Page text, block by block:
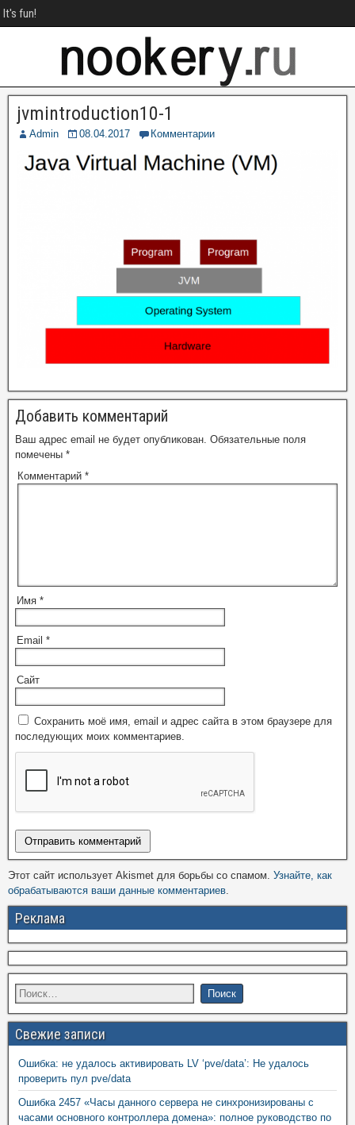
It's fun!
jvmintroduction10-1
Admin 08.04.2017 Комментарии
Добавить комментарий
Ваш адрес email не будет опубликован. Обязательные поля
помечены *
Комментарий *
Имя *
Email *
Сайт
Сохранить моё имя, email и адрес сайта в этом браузере для
последующих моих комментариев.
Этот сайт использует Akismet для борьбы со спамом. Узнайте, как
обрабатываются ваши данные комментариев.
Реклама
Свежие записи
Ошибка: не удалось активировать LV ‘pve/data’: Не удалось
проверить пул pve/data
Ошибка 2457 «Часы данного сервера не синхронизированы с
часами основного контроллера домена»: полное руководство по